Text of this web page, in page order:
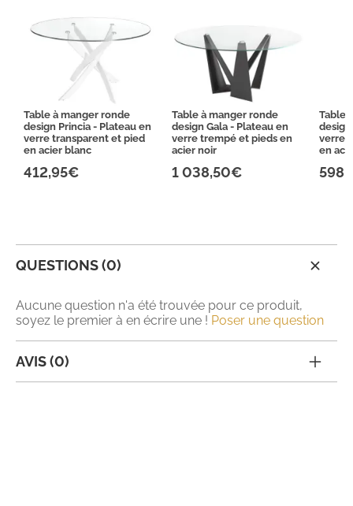
Table à manger ronde
design Princia - Plateau en
verre transparent et pied
en acier blanc
412,95€
Table à manger ronde
design Gala - Plateau en
verre trempé et pieds en
acier noir
1 038,50€
Table
verre
en
QUESTIONS (0)
Aucune question n'a été trouvée pour ce produit,
soyez le premier à en écrire une ! Poser une question
AVIS (0)